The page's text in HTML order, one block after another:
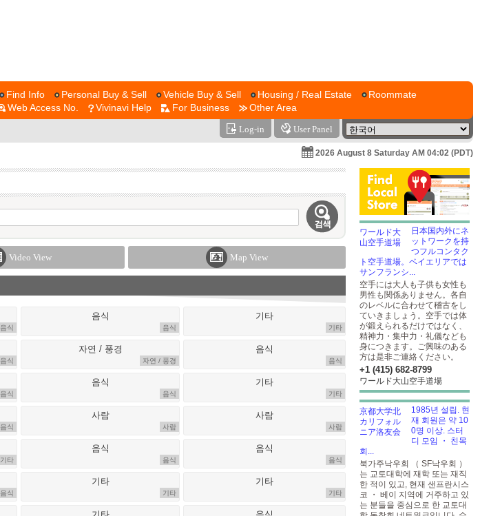
Find Info Personal Buy & Sell Vehicle Buy & Sell Housing / Real Estate
Roommate
Web Access No. Vivinavi Help For Business Other Area
Log-in User Panel
2026 August 8 Saturday AM 04:02 (PDT)
Video View Map View
음식
음식
음식
음식
기타
음식
음식
자연 / 풍경
음식
사람
음식
기타
기타
음식
기타
사람
음식
기타
日本国内外にネ
ットワークを持
つフルコンタク
ト空手道場。ベイエリアでは
サンフランシ...
空手には大人も子供も女性も
男性も関係ありません。各自
のレベルに合わせて稽古をし
ていきましょう。空手では体
が鍛えられるだけではなく、
精神力・集中力・礼儀なども
身につきます。ご興味のある
方は是非ご連絡ください。
+1 (415) 682-8799
ワールド大山空手道場
1985년 설립. 현
재 회원은 약 10
0명 이상. 스터
디 모임 ・ 친목
회...
북가주낙우회 （ SF낙우회 ）
는 교토대학에 재학 또는 재직
한 적이 있고, 현재 샌프란시스
코 ・ 베이 지역에 거주하고 있
는 분들을 중심으로 한 교토대